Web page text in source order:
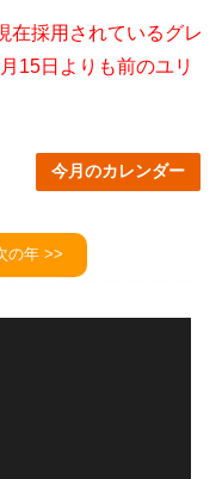
在採用されているグレ
15日よりも前のユリ
今月のカレンダー
の年 >>